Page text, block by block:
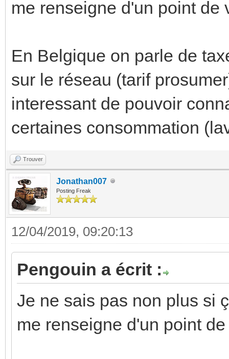
me renseigne d'un point de
En Belgique on parle de
sur le réseau (tarif
interessant de pouvoir
certaines consommation
Trouver
Jonathan007
Posting Freak
12/04/2019, 09:20:13
Pengouin a écrit :
Je ne sais pas non plus si
me renseigne d'un point